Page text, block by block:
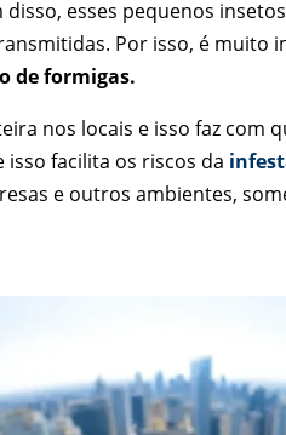
disso, esses pequenos
Por isso, é
de formigas.
nos locais e isso faz com
isso facilita os riscos da
e outros ambientes,